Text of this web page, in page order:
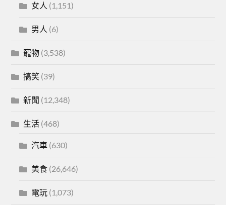
女人 (1,151)
男人 (6)
寵物 (3,538)
搞笑 (39)
新聞 (12,348)
生活 (468)
汽車 (630)
美食 (26,646)
電玩 (1,073)